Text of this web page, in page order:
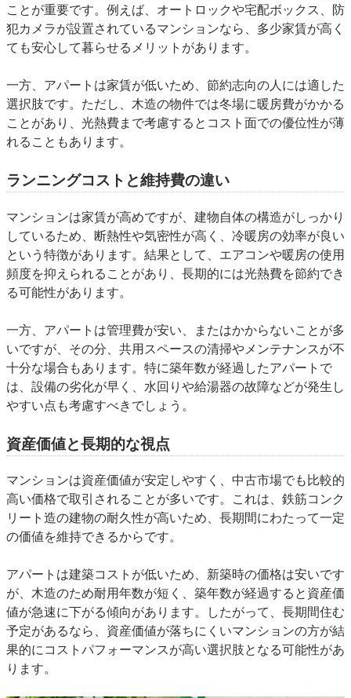
ことが重要です。例えば、オートロックや宅配ボックス、防
犯カメラが設置されているマンションなら、多少家賃が高く
ても安心して暮らせるメリットがあります。
一方、アパートは家賃が低いため、節約志向の人には適した
選択肢です。ただし、木造の物件では冬場に暖房費がかかる
ことがあり、光熱費まで考慮するとコスト面での優位性が薄
れることもあります。
ランニングコストと維持費の違い
マンションは家賃が高めですが、建物自体の構造がしっかり
しているため、断熱性や気密性が高く、冷暖房の効率が良い
という特徴があります。結果として、エアコンや暖房の使用
頻度を抑えられることがあり、長期的には光熱費を節約でき
る可能性があります。
一方、アパートは管理費が安い、またはかからないことが多
いですが、その分、共用スペースの清掃やメンテナンスが不
十分な場合もあります。特に築年数が経過したアパートで
は、設備の劣化が早く、水回りや給湯器の故障などが発生し
やすい点も考慮すべきでしょう。
資産価値と長期的な視点
マンションは資産価値が安定しやすく、中古市場でも比較的
高い価格で取引されることが多いです。これは、鉄筋コンク
リート造の建物の耐久性が高いため、長期間にわたって一定
の価値を維持できるからです。
アパートは建築コストが低いため、新築時の価格は安いです
が、木造のため耐用年数が短く、築年数が経過すると資産価
値が急速に下がる傾向があります。したがって、長期間住む
予定があるなら、資産価値が落ちにくいマンションの方が結
果的にコストパフォーマンスが高い選択肢となる可能性があ
ります。